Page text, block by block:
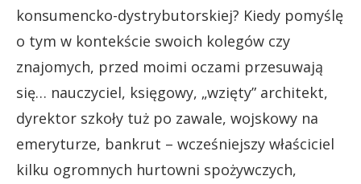
konsumencko-dystrybutorskiej? Kiedy pomyślę
o tym w kontekście swoich kolegów czy
znajomych, przed moimi oczami przesuwają
się… nauczyciel, księgowy, „wzięty” architekt,
dyrektor szkoły tuż po zawale, wojskowy na
emeryturze, bankrut – wcześniejszy właściciel
kilku ogromnych hurtowni spożywczych,